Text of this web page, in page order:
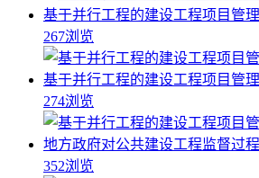
基于并行工程的建设工程项目管
267浏览
基于并行工程的建设工程项目管
274浏览
地方政府对公共建设工程监督过
352浏览